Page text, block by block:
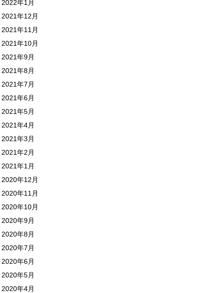
2022年1月
2021年12月
2021年11月
2021年10月
2021年9月
2021年8月
2021年7月
2021年6月
2021年5月
2021年4月
2021年3月
2021年2月
2021年1月
2020年12月
2020年11月
2020年10月
2020年9月
2020年8月
2020年7月
2020年6月
2020年5月
2020年4月